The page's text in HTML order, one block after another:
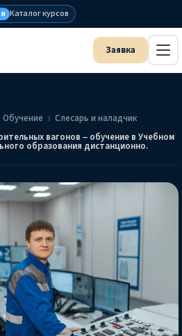
Каталог курсов
Обучение
Слесарь и наладчик
вагонов – обучение в Учебном
образования дистанционно.